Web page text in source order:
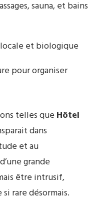
sauna, et bains
et biologique
pour organiser
telles que Hôtel
dans
et au
grande
être intrusif,
rare désormais.